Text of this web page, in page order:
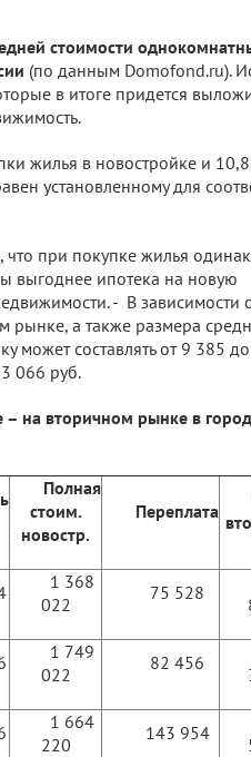
стоимости
(по данным Domofond.ru).
в итоге придется
жилья в новостройке и
установленному для
при покупке жилья
выгоднее ипотека на новую
- В зависимости
рынке, а также размера
может составлять от 9 385
066 руб.
– на вторичном рынке в
Полная
стоим.
новостр.
Переплата
1 368
022
75 528
1 749
022
82 456
1 664
220
143 954